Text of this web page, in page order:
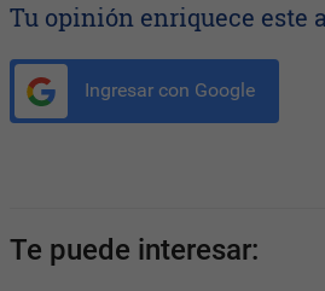
Tu opinión enriquece este
Ingresar con Google
Te puede interesar: